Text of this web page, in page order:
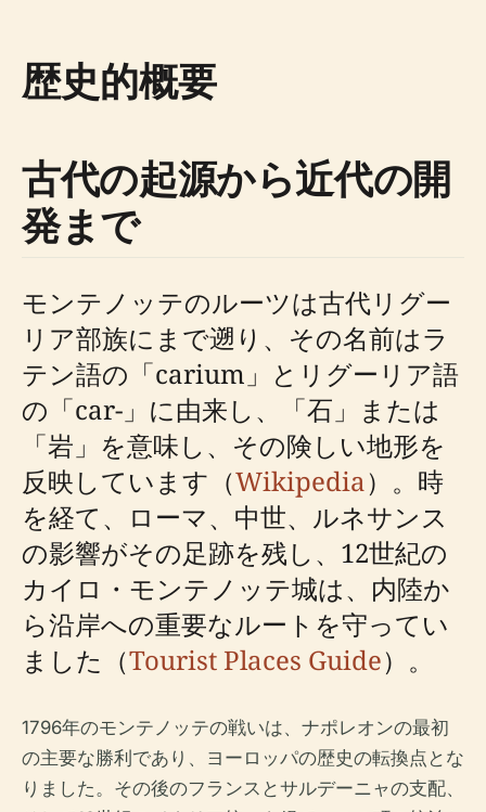
歴史的概要
古代の起源から近代の開
発まで
モンテノッテのルーツは古代リグー
リア部族にまで遡り、その名前はラ
テン語の「carium」とリグーリア語
の「car-」に由来し、「石」または
「岩」を意味し、その険しい地形を
反映しています（Wikipedia）。時
を経て、ローマ、中世、ルネサンス
の影響がその足跡を残し、12世紀の
カイロ・モンテノッテ城は、内陸か
ら沿岸への重要なルートを守ってい
ました（Tourist Places Guide）。
1796年のモンテノッテの戦いは、ナポレオンの最初
の主要な勝利であり、ヨーロッパの歴史の転換点とな
りました。その後のフランスとサルデーニャの支配、